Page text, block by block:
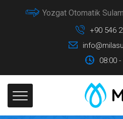
Yozgat Otomatik
+90 546
08:00